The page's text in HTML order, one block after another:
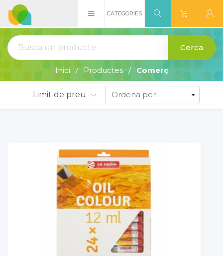
CATEGORIES
Cerca
Inici Productes Comerç
Limit de preu Ordena per